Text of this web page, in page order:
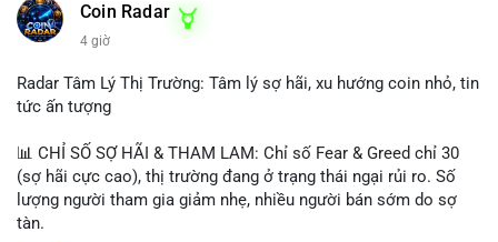
Coin Radar
4 giờ
Radar Tâm Lý Thị Trường: Tâm lý sợ hãi, xu hướng coin nhỏ, tin
tức ấn tượng
📊 CHỈ SỐ SỢ HÃI & THAM LAM: Chỉ số Fear & Greed chỉ 30
(sợ hãi cực cao), thị trường đang ở trạng thái ngại rủi ro. Số
lượng người tham gia giảm nhẹ, nhiều người bán sớm do sợ
tàn.